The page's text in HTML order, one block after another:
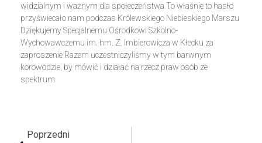
widzialnym i ważnym dla społeczeństwa.To właśnie to hasło
przyświecało nam podczas Królewskiego Niebieskiego Marszu
Dziękujemy Specjalnemu Ośrodkowi Szkolno-
Wychowawczemu im. hm. Z. Imbierowicza w Kłecku za
zaproszenie Razem uczestniczyliśmy w tym barwnym
korowodzie, by mówić i działać na rzecz praw osób ze
spektrum
Poprzedni